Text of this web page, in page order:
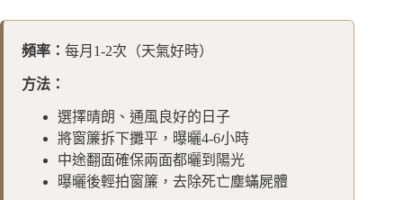
頻率： 每月1-2次（天氣好時）
方法：
選擇晴朗、通風良好的日子
將窗簾拆下攤平，曝曬4-6小時
中途翻面確保兩面都曬到陽光
曝曬後輕拍窗簾，去除死亡塵蟎屍體